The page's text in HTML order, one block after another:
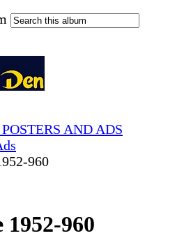
AND ADS
960
1952-960